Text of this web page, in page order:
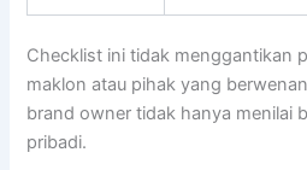
Checklist ini tidak menggantikan
maklon atau pihak yang
brand owner tidak hanya menilai
pribadi.